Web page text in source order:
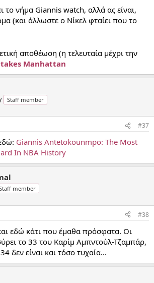
το νήμα Giannis watch, αλλά ας είναι,
(και άλλωστε ο Νίκελ φταίει που το
αποθέωση (η τελευταία μέχρι την
Manhattan
Staff member
#37
Giannis Antetokounmpo: The Most
In NBA History
member
#38
εδώ κάτι που έμαθα πρόσφατα. Οι
το 33 του Καρίμ Αμπντούλ-Τζαμπάρ,
δεν είναι και τόσο τυχαία...